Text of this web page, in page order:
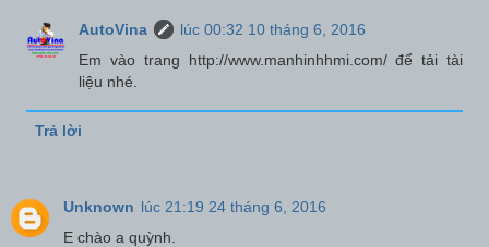
AutoVina
lúc 00:32 10 tháng 6, 2016
Em vào trang http://www.manhinhhmi.com/ để tải tài
liệu nhé.
Trả lời
Unknown lúc 21:19 24 tháng 6, 2016
E chào a quỳnh.